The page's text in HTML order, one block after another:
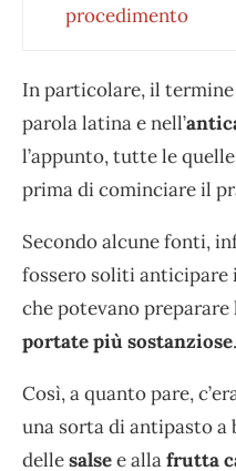
procedimento
In particolare, il termine
parola latina e nell’
l’appunto, tutte le
prima di cominciare il
Secondo alcune fonti,
fossero soliti anticipare
che potevano
portate più sostanziose.
Così, a quanto pare,
una sorta di antipasto a
dellesalsee allafrutta